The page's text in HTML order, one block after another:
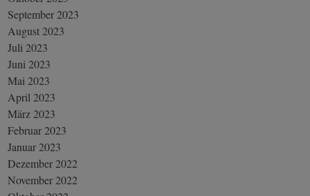
September 2023
August 2023
Juli 2023
Juni 2023
Mai 2023
April 2023
März 2023
Februar 2023
Januar 2023
Dezember 2022
November 2022